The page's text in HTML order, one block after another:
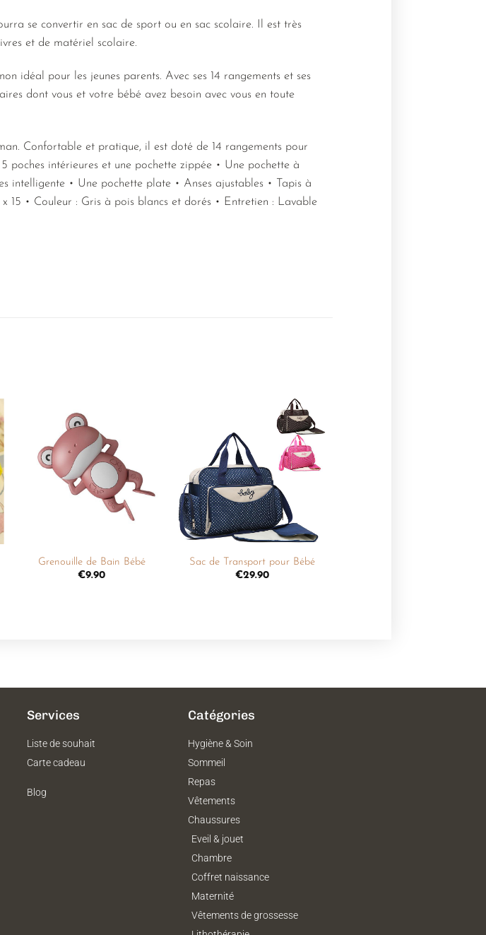
se convertir en sac de sport ou en sac scolaire. Il est très
et de matériel scolaire.
idéal pour les jeunes parents. Avec ses 14 rangements et ses
dont vous et votre bébé avez besoin avec vous en toute
Confortable et pratique, il est doté de 14 rangements pour
poches intérieures et une pochette zippée • Une pochette à
intelligente • Une pochette plate • Anses ajustables • Tapis à
• Couleur : Gris à pois blancs et dorés • Entretien : Lavable
souhaits
Grenouille de Bain Bébé
€9.90
Ajouter
à la
liste de
souhaits
+
Sac de Transport pour Bébé
€29.90
Services
Liste de souhait
Carte cadeau
Blog
Catégories
Hygiène & Soin
Sommeil
Repas
Vêtements
Chaussures
Eveil & jouet
Chambre
Coffret naissance
Maternité
Vêtements de grossesse